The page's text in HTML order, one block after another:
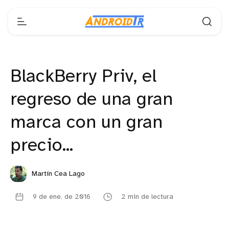
BlackBerry Priv, el
regreso de una gran
marca con un gran
precio...
Martín Cea Lago
9 de ene. de 2016 2 min de lectura